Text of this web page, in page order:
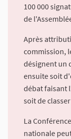
100 000
de
Après
commission,
désignent un
ensuite soit
débat faisant
soit de
La
nationale